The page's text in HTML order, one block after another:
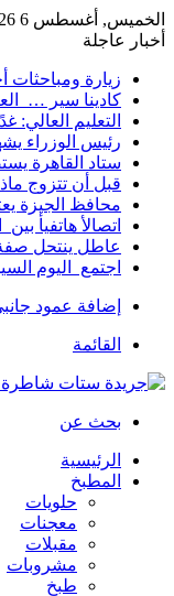
الخميس, أغسطس 6 2026
أخبار عاجلة
زيارة
كادينا سير …
التعليم
رئيس الوزراء
ستاد القاهرة يستضيف
قبل أن تتزوج
محافظ الجيزة
اتصالأ هاتفيأ
عاطل ينتحل
اجتمع اليوم
إضافة عمود
القائمة
بحث عن
الرئيسية
المطبخ
حلويات
معجنات
مقبلات
مشروبات
طبخ